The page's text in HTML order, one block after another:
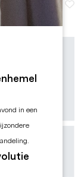
in een